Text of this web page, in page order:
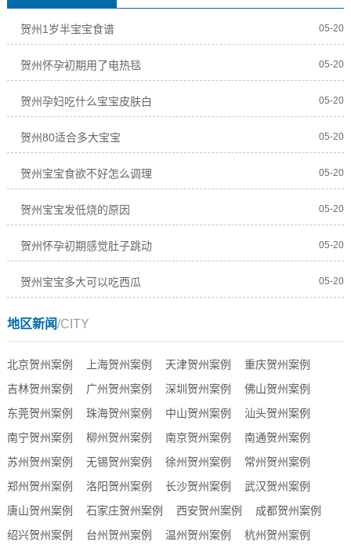
贺州1岁半宝宝食谱 05-20
贺州怀孕初期用了电热毯 05-20
贺州孕妇吃什么宝宝皮肤白 05-20
贺州80适合多大宝宝 05-20
贺州宝宝食欲不好怎么调理 05-20
贺州宝宝发低烧的原因 05-20
贺州怀孕初期感觉肚子跳动 05-20
贺州宝宝多大可以吃西瓜 05-20
地区新闻/CITY
北京贺州案例 上海贺州案例 天津贺州案例
重庆贺州案例
吉林贺州案例
广州贺州案例 深圳贺州案例
佛山贺州案例
东莞贺州案例
珠海贺州案例 中山贺州案例
汕头贺州案例
南宁贺州案例
柳州贺州案例 南京贺州案例
南通贺州案例
苏州贺州案例
无锡贺州案例 徐州贺州案例
常州贺州案例
郑州贺州案例
洛阳贺州案例 长沙贺州案例
武汉贺州案例
唐山贺州案例
石家庄贺州案例 西安贺州案例
成都贺州案例
绍兴贺州案例
台州贺州案例 温州贺州案例 杭州贺州案例